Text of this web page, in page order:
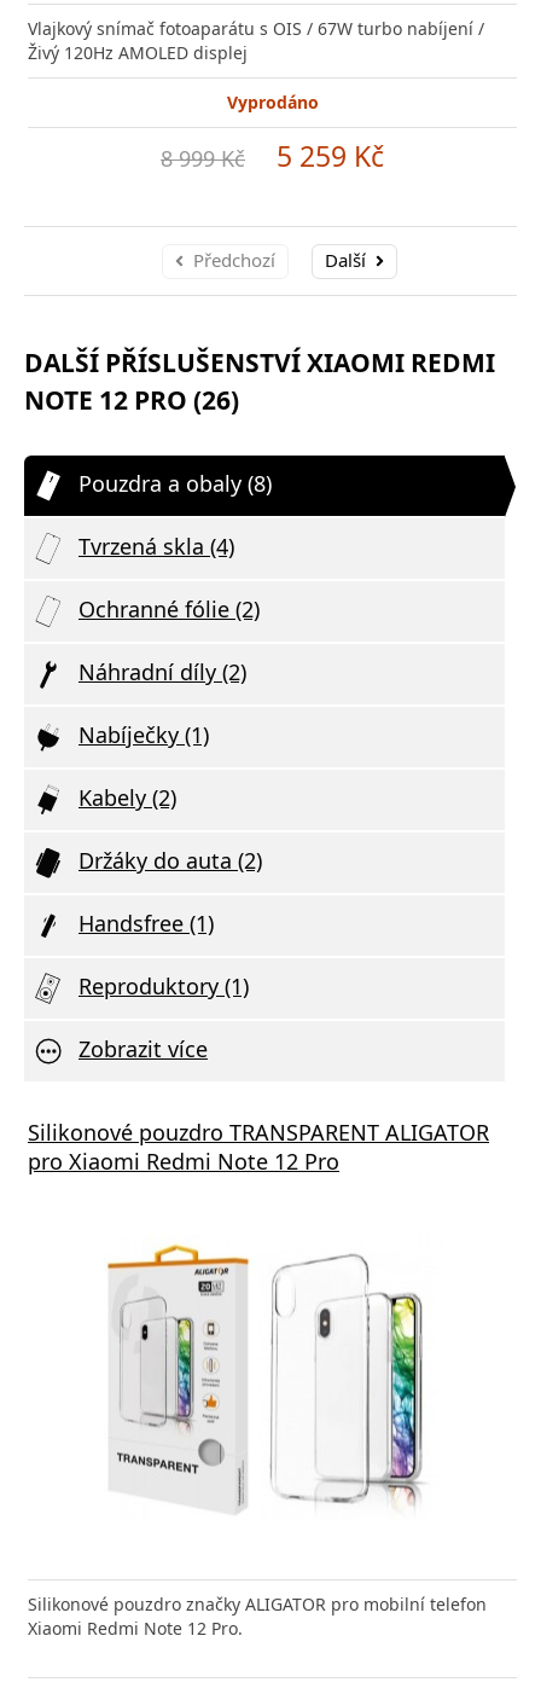
Vlajkový snímač fotoaparátu s OIS / 67W turbo nabíjení /
Živý 120Hz AMOLED displej
Vyprodáno
8 999 Kč 5 259 Kč
Předchozí Další
DALŠÍ PŘÍSLUŠENSTVÍ XIAOMI REDMI
NOTE 12 PRO (26)
Pouzdra a obaly (8)
Tvrzená skla (4)
Ochranné fólie (2)
Náhradní díly (2)
Nabíječky (1)
Kabely (2)
Držáky do auta (2)
Handsfree (1)
Reproduktory (1)
Zobrazit více
Silikonové pouzdro TRANSPARENT ALIGATOR
pro Xiaomi Redmi Note 12 Pro
Silikonové pouzdro značky ALIGATOR pro mobilní telefon
Xiaomi Redmi Note 12 Pro.